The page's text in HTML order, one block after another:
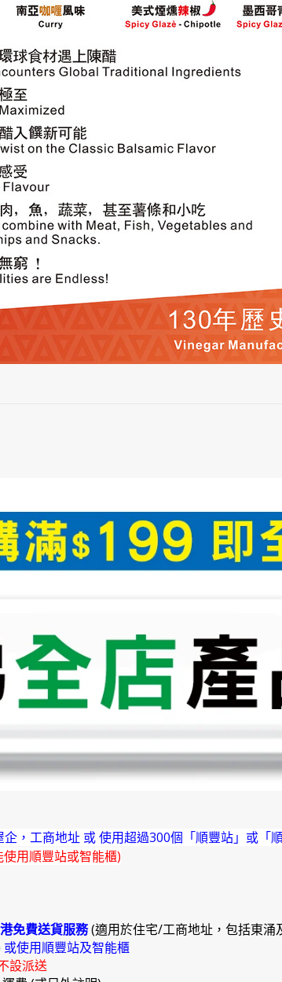
企，工商地址 或 使用超過300個「順豐站」或「順
用順豐站或智能櫃)
免費送貨服務(適用於住宅/工商地址，包括東涌
或使用順豐站及智能櫃
設派送